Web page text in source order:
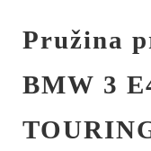
Pružina
BMW 3